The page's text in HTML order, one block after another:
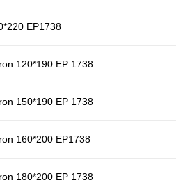
EP1738
120*190 EP 1738
150*190 EP 1738
160*200 EP1738
180*200 EP 1738